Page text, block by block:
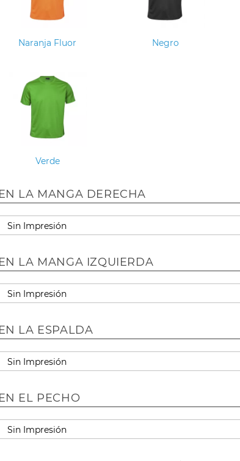
Naranja Fluor Negro
Verde
EN LA MANGA DERECHA
EN LA MANGA IZQUIERDA
EN LA ESPALDA
EN EL PECHO